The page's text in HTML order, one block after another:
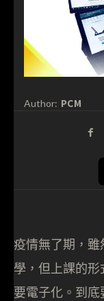
Author: PCM
疫情無了期，
學，但上課的
要電子化。到